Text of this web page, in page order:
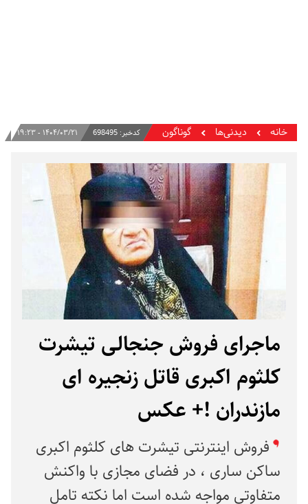
خانه دیدنی‌ها گوناگون کدخبر: 698495 ۱۴۰۴/۰۳/۲۱ - ۱۹:۲۳
ماجرای فروش جنجالی تیشرت
کلثوم اکبری قاتل زنجیره ای
مازندران !+ عکس
فروش اینترنتی تیشرت های کلثوم اکبری
ساکن ساری ، در فضای مجازی با واکنش
متفاوتی مواجه شده است اما نکته تامل